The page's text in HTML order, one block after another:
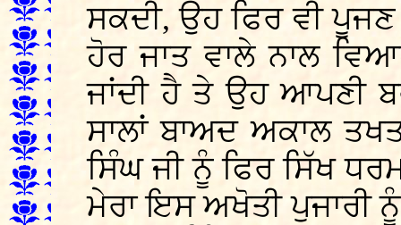
ਸਕਦੀ, ਉਹ ਫਿਰ ਵੀ
ਹੋਰ ਜਾਤ ਵਾਲੇ ਨਾਲ
ਜਾਂਦੀ ਹੈ ਤੇ ਉਹ ਆਪਣੀ
ਸਾਲਾਂ ਬਾਅਦ ਅਕਾਲ
ਸਿੰਘ ਜੀ ਨੂੰ ਫਿਰ ਸਿੱਖ
ਮੇਰਾ ਇਸ ਅਖੋਤੀ ਪੁਜਾਰੀ